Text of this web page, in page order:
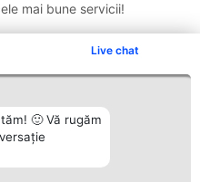
Live chat
🙂 Vă rugăm
mai bune servicii!